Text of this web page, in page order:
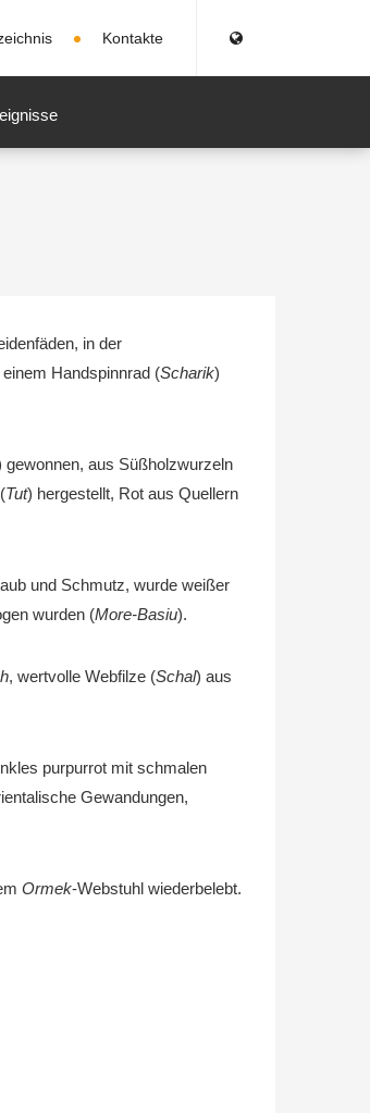
Kontakte
in der
Handspinnrad (Scharik)
gewonnen, aus Süßholzwurzeln
Tut) hergestellt, Rot aus Quellern
und Schmutz, wurde weißer
wurden (More-Basiu).
, wertvolle Webfilze (Schal) aus
purpurrot mit schmalen
Gewandungen,
Ormek-Webstuhl wiederbelebt.